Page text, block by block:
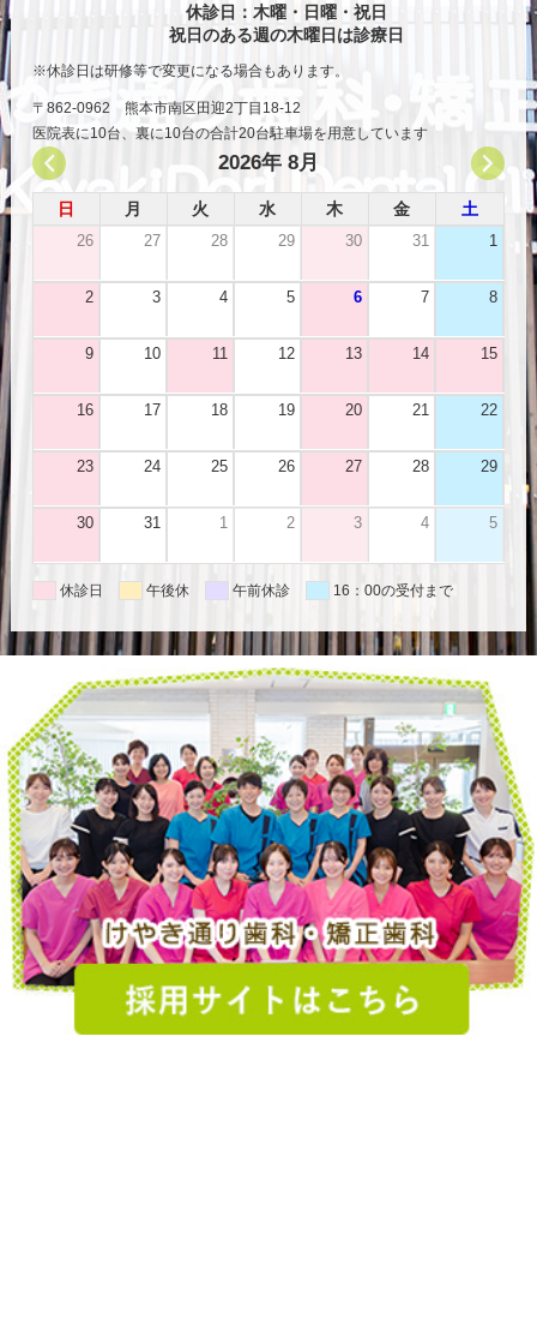
休診日：木曜・日曜・祝日
祝日のある週の木曜日は診療日
休診日は研修等で変更になる場合もあります。
〒862-0962 熊本市南区田迎2丁目18-12
医院表に10台、裏に10台の合計20台駐車場を用意しています
2026年 8月
日 月 火 水 木 金 土
26 27 28 29 30 31 1
2 3 4 5 6 7 8
9 10 11 12 13 14 15
16 17 18 19 20 21 22
23 24 25 26 27 28 29
30 31 1 2 3 4 5
休診日 午後休 午前休診 16：00の受付まで